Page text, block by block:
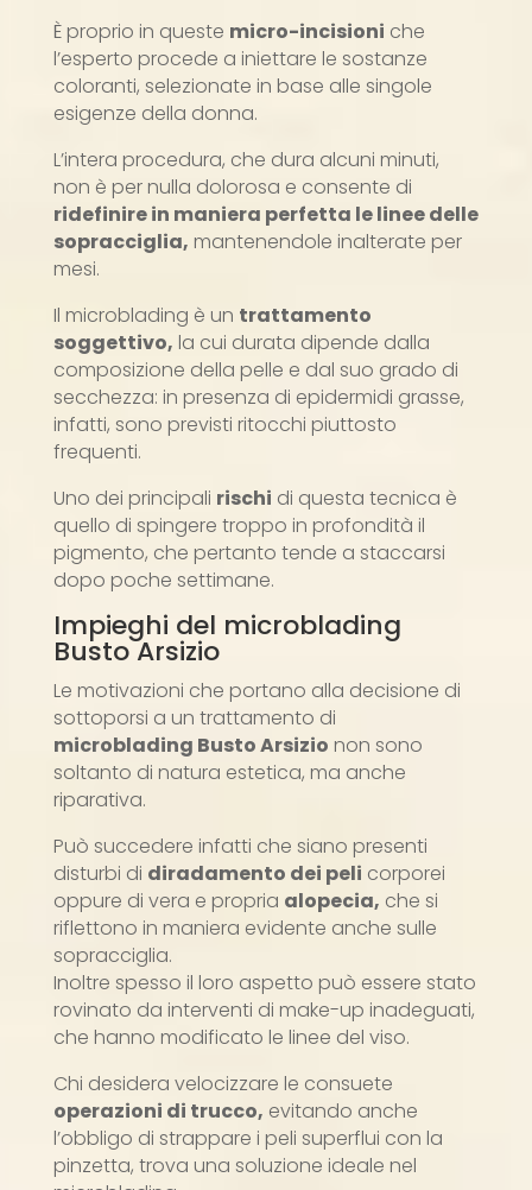
È proprio in queste micro-incisioni che
l’esperto procede a iniettare le sostanze
coloranti, selezionate in base alle singole
esigenze della donna.
L’intera procedura, che dura alcuni minuti,
non è per nulla dolorosa e consente di
ridefinire in maniera perfetta le linee delle
sopracciglia, mantenendole inalterate per
mesi.
Il microblading è un trattamento
soggettivo, la cui durata dipende dalla
composizione della pelle e dal suo grado di
secchezza: in presenza di epidermidi grasse,
infatti, sono previsti ritocchi piuttosto
frequenti.
Uno dei principali rischi di questa tecnica è
quello di spingere troppo in profondità il
pigmento, che pertanto tende a staccarsi
dopo poche settimane.
Impieghi del microblading
Busto Arsizio
Le motivazioni che portano alla decisione di
sottoporsi a un trattamento di
microblading Busto Arsizio non sono
soltanto di natura estetica, ma anche
riparativa.
Può succedere infatti che siano presenti
disturbi di diradamento dei peli corporei
oppure di vera e propria alopecia, che si
riflettono in maniera evidente anche sulle
sopracciglia.
Inoltre spesso il loro aspetto può essere stato
rovinato da interventi di make-up inadeguati,
che hanno modificato le linee del viso.
Chi desidera velocizzare le consuete
operazioni di trucco, evitando anche
l’obbligo di strappare i peli superflui con la
pinzetta, trova una soluzione ideale nel